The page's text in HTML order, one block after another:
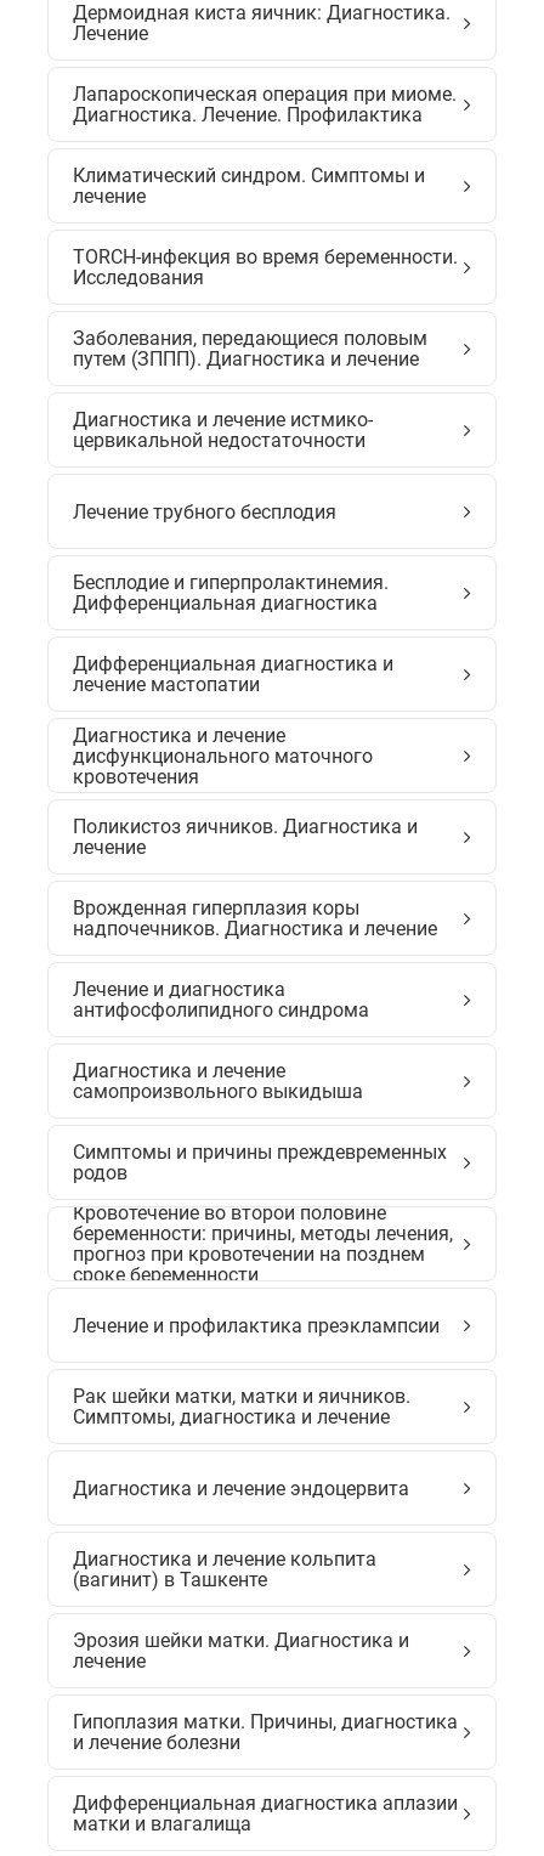
Дермоидная киста яичник: Диагностика.
Лечение
Лапароскопическая операция при миоме.
Диагностика. Лечение. Профилактика
Климатический синдром. Симптомы и
лечение
TORCH-инфекция во время беременности.
Исследования
Заболевания, передающиеся половым
путем (ЗППП). Диагностика и лечение
Диагностика и лечение истмико-
цервикальной недостаточности
Лечение трубного бесплодия
Бесплодие и гиперпролактинемия.
Дифференциальная диагностика
Дифференциальная диагностика и
лечение мастопатии
Диагностика и лечение
дисфункционального маточного
кровотечения
Поликистоз яичников. Диагностика и
лечение
Врожденная гиперплазия коры
надпочечников. Диагностика и лечение
Лечение и диагностика
антифосфолипидного синдрома
Диагностика и лечение
самопроизвольного выкидыша
Симптомы и причины преждевременных
родов
Кровотечение во второй половине
беременности: причины, методы лечения,
прогноз при кровотечении на позднем
сроке беременности
Лечение и профилактика преэклампсии
Рак шейки матки, матки и яичников.
Симптомы, диагностика и лечение
Диагностика и лечение эндоцервита
Диагностика и лечение кольпита
(вагинит) в Ташкенте
Эрозия шейки матки. Диагностика и
лечение
Гипоплазия матки. Причины, диагностика
и лечение болезни
Дифференциальная диагностика аплазии
матки и влагалища